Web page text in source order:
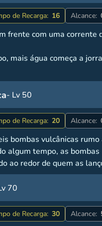
de Recarga: 16 Alcance:
frente com uma corrente
mais água começa a
- Lv 50
de Recarga: 20 Alcance:
bombas vulcânicas rumo
algum tempo, as bombas
ao redor de quem as
70
de Recarga: 30 Alcance: